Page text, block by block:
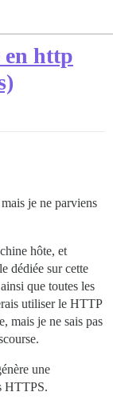
en http
je ne parviens
hôte, et
dédiée sur cette
que toutes les
utiliser le HTTP
mais je ne sais pas
une
HTTPS.